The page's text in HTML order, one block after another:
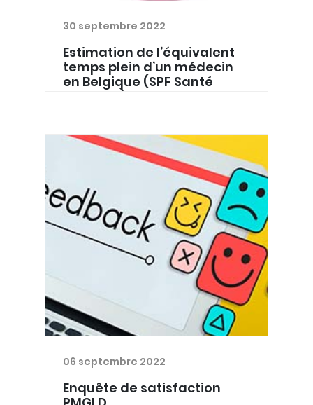
30 septembre 2022
Estimation de l’équivalent
temps plein d’un médecin
en Belgique (SPF Santé
Publique)
normal " des MG est ouvert. La cellule
de planification du SPF Santé publique
vient de lancer une étude visant à
améliorer l'estimation d'un équivalent
temps plein (...
06 septembre 2022
Enquête de satisfaction